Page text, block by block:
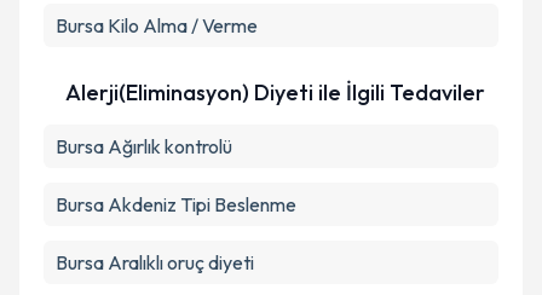
Bursa Kilo Alma / Verme
Alerji(Eliminasyon) Diyeti ile İlgili Tedaviler
Bursa Ağırlık kontrolü
Bursa Akdeniz Tipi Beslenme
Bursa Aralıklı oruç diyeti